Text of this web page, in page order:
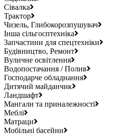
Сівалка
Трактор
Чизель, Глибокорозпушувач
Інша сільгосптехніка
Запчастини для спецтехніки
Будівництво, Ремонт
Вуличне освітлення
Водопостачання / Полив
Господарче обладнання
Дитячий майданчик
Ландшафт
Мангали та приналежності
Меблі
Матраци
Мобільні басейни